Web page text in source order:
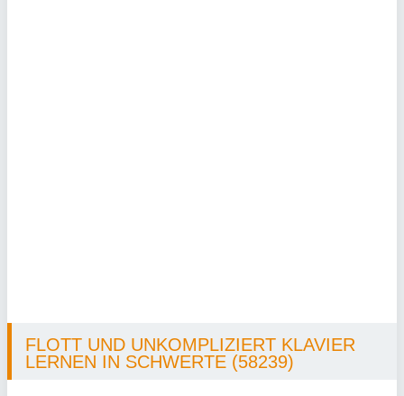
FLOTT UND UNKOMPLIZIERT KLAVIER
LERNEN IN SCHWERTE (58239)